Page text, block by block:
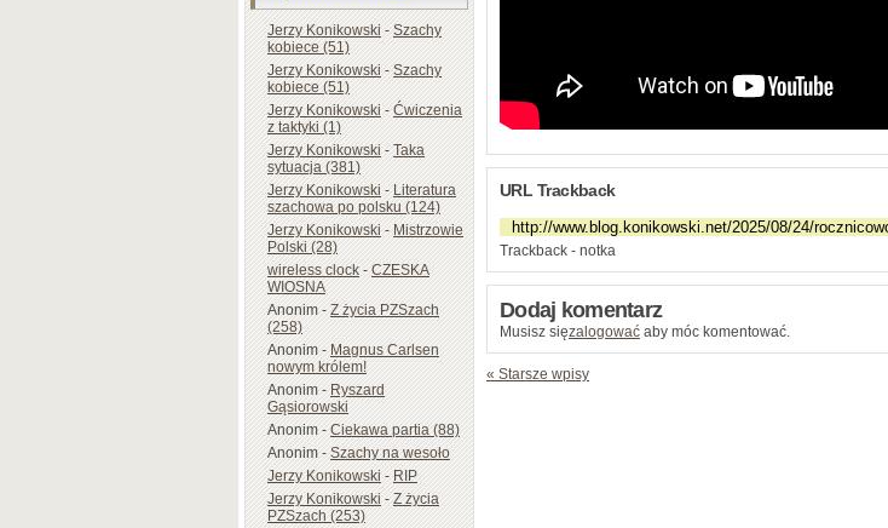
Jerzy Konikowski-Szachy
kobiece (51)
Jerzy Konikowski-Szachy
kobiece (51)
Jerzy Konikowski-Ćwiczenia
z taktyki (1)
Jerzy Konikowski-Taka
sytuacja (381)
Jerzy Konikowski-Literatura
szachowa po polsku (124)
Jerzy Konikowski-Mistrzowie
Polski (28)
wireless clock-CZESKA
WIOSNA
Anonim-Z życia PZSzach
(258)
Anonim-Magnus Carlsen
nowym królem!
Anonim-Ryszard
Gąsiorowski
Anonim-Ciekawa partia (88)
Anonim-Szachy na wesoło
Jerzy Konikowski-RIP
Jerzy Konikowski-Z życia
PZSzach (253)
URL Trackback
Trackback - notka
Dodaj komentarz
Musisz sięzalogować aby móc komentować.
« Starsze wpisy